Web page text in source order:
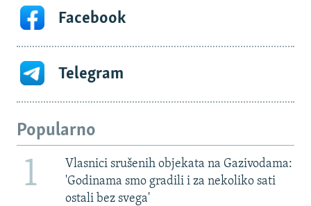
Facebook
Telegram
Popularno
1
Vlasnici srušenih objekata na Gazivodama:
'Godinama smo gradili i za nekoliko sati
ostali bez svega'